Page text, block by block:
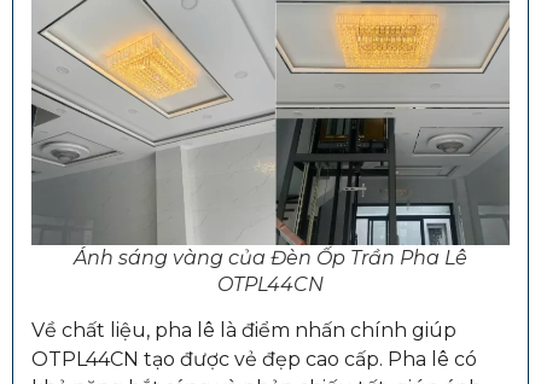
Ánh sáng vàng của Đèn Ốp Trần Pha Lê
OTPL44CN
Về chất liệu, pha lê là điểm nhấn chính giúp
OTPL44CN tạo được vẻ đẹp cao cấp. Pha lê có